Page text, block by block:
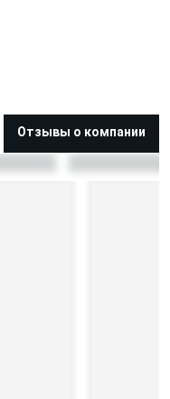
Отзывы о компании